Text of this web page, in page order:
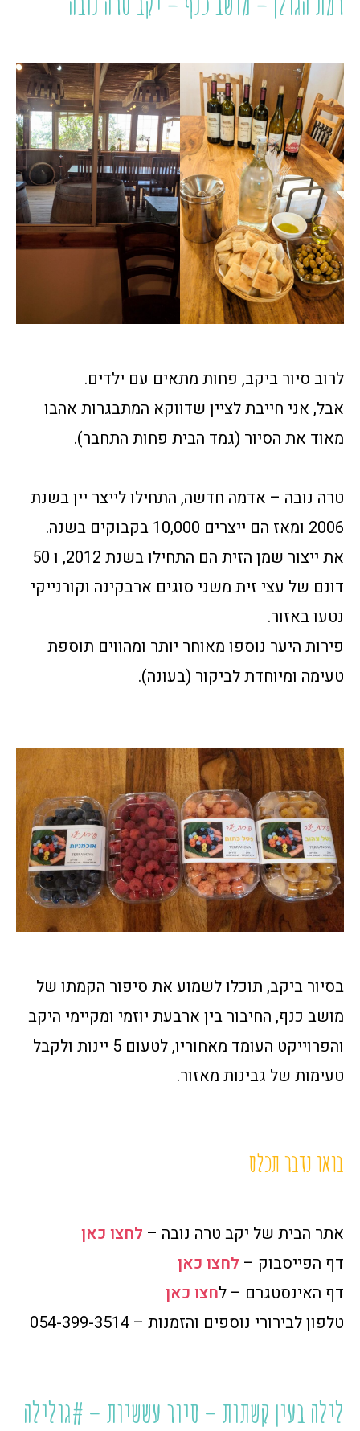
לרוב סיור ביקב, פחות מתאים עם ילדים.
אבל, אני חייבת לציין שדווקא המתבגרות אהבו
מאוד את הסיור (גמד הבית פחות התחבר).
טרה נובה – אדמה חדשה, התחילו לייצר יין בשנת
2006 ומאז הם ייצרים 10,000 בקבוקים בשנה.
את ייצור שמן הזית הם התחילו בשנת 2012, ו 50
דונם של עצי זית משני סוגים ארבקינה וקורנייקי
נטעו באזור.
פירות היער נוספו מאוחר יותר ומהווים תוספת
טעימה ומיוחדת לביקור (בעונה).
​בסיור ביקב, תוכלו לשמוע את סיפור הקמתו של
מושב כנף, החיבור בין ארבעת יוזמי ומקיימי היקב
והפרוייקט העומד מאחוריו, לטעום 5 יינות ולקבל
טעימות של גבינות מאזור.
בואו נדבר תכלס
אתר הבית של יקב טרה נובה – לחצו כאן
דף הפייסבוק – לחצו כאן
דף האינסטגרם – לחצו כאן
טלפון לבירורי נוספים והזמנות – 054-399-3514
לילה בעין קשתות – סיור עששיות – #גולילה